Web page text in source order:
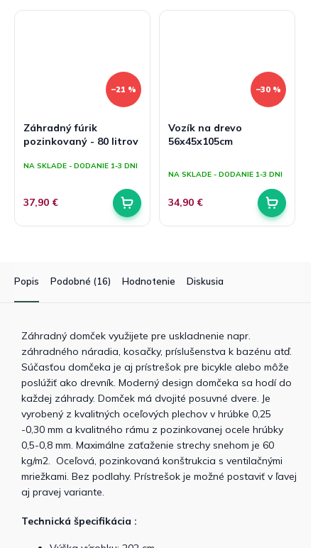
–21 %
Záhradný fúrik
pozinkovaný - 80 litrov
NA SKLADE - DODANIE 1-3 DNI
37,90 €
–30 %
Vozík na drevo
56x45x105cm
hodnotenie
5,0
5
NA SKLADE - DODANIE 1-3 DNI
34,90 €
Popis Podobné (16) Hodnotenie Diskusia
Záhradný domček využijete pre uskladnenie napr.
záhradného náradia, kosačky, príslušenstva k bazénu atď.
Súčasťou domčeka je aj prístrešok pre bicykle alebo môže
poslúžiť ako drevník. Moderný design domčeka sa hodí do
každej záhrady. Domček má dvojité posuvné dvere. Je
vyrobený z kvalitných oceľových plechov v hrúbke 0,25
-0,30 mm a kvalitného rámu z pozinkovanej ocele hrúbky
0,5-0,8 mm. Maximálne zaťaženie strechy snehom je 60
kg/m2. Oceľová, pozinkovaná konštrukcia s ventilačnými
mriežkami. Bez podlahy. Prístrešok je možné postaviť v ľavej
aj pravej variante.
Technická špecifikácia :